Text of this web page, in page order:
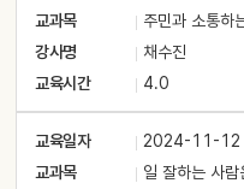
교과목
주민과 소통하
강사명
채수진
교육시간
4.0
교육일자
2024-11-12
교과목
일 잘하는 사